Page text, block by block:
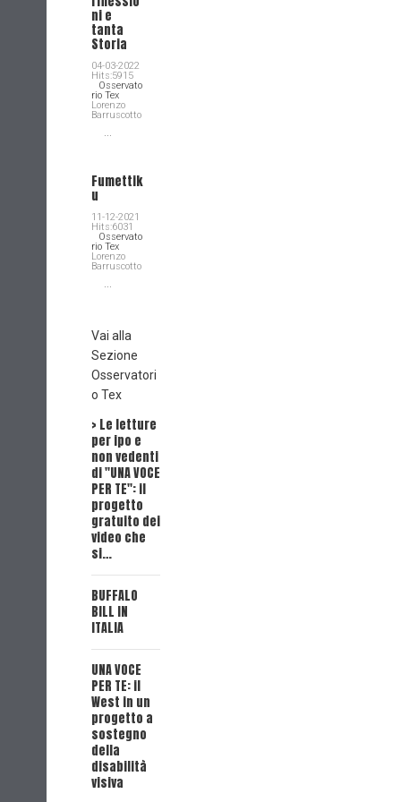
ni e
tanta
Storia
04-03-2022
Hits:5915
Osservato
rio Tex
Lorenzo
Barruscotto
...
Fumettik
u
11-12-2021
Hits:6031
Osservato
rio Tex
Lorenzo
Barruscotto
...
Vai alla
Sezione
Osservatori
o Tex
> Le letture
per ipo e
non vedenti
di "UNA VOCE
PER TE": il
progetto
gratuito dei
video che
si…
BUFFALO
BILL IN
ITALIA
UNA VOCE
PER TE: il
West in un
progetto a
sostegno
della
disabilità
visiva